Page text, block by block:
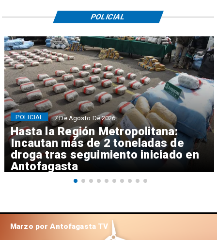
Hasta la Región Metropolitana:
Incautan más de 2 toneladas de
droga tras seguimiento iniciado en
Antofagasta
POLICIAL 7 De Agosto De 2026
POLICIAL
Marzo por Antofagasta TV